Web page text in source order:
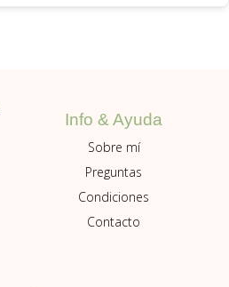
Info & Ayuda
Sobre mí
Preguntas
Condiciones
Contacto